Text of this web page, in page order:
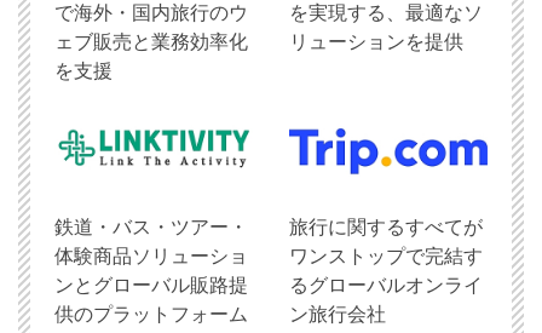
で海外・国内旅行のウ
ェブ販売と業務効率化
を支援
を実現する、最適なソ
リューションを提供
鉄道・バス・ツアー・
体験商品ソリューショ
ンとグローバル販路提
供のプラットフォーム
旅行に関するすべてが
ワンストップで完結す
るグローバルオンライ
ン旅行会社